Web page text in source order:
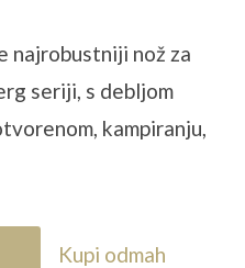
najrobustniji nož za
seriji, s debljom
kampiranju,
Kupi odmah